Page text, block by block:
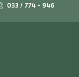
033 / 774 - 946